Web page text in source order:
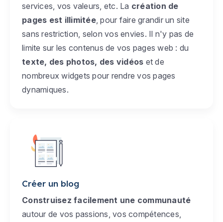
services, vos valeurs, etc. La création de
pages est illimitée, pour faire grandir un site
sans restriction, selon vos envies. Il n'y pas de
limite sur les contenus de vos pages web : du
texte, des photos, des vidéos et de
nombreux widgets pour rendre vos pages
dynamiques.
Créer un blog
Construisez facilement une communauté
autour de vos passions, vos compétences,